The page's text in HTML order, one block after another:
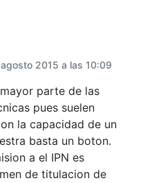
2015 a las 10:09
parte de las
pues suelen
la capacidad de un
basta un boton.
a el IPN es
de titulacion de